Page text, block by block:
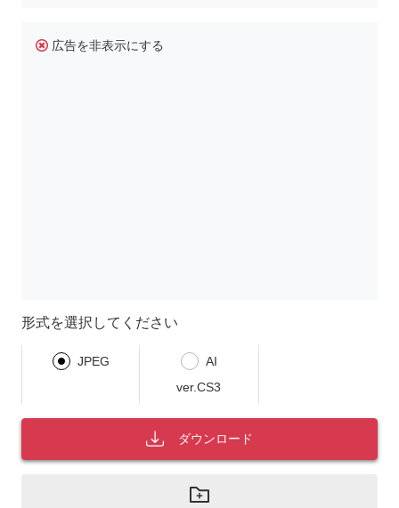
広告を非表示にする
形式を選択してください
JPEG
AI
ver.CS3
ダウンロード